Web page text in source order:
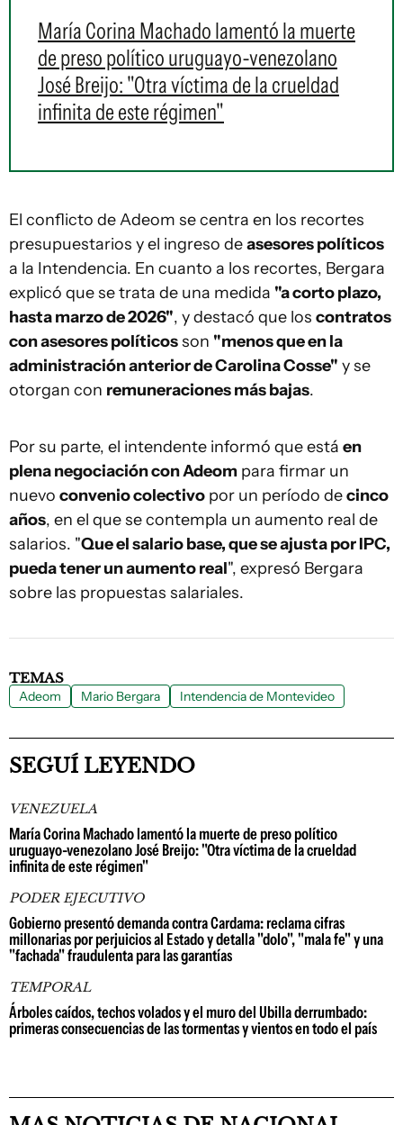
María Corina Machado lamentó la muerte
de preso político uruguayo-venezolano
José Breijo: "Otra víctima de la crueldad
infinita de este régimen"
El conflicto de Adeom se centra en los recortes
presupuestarios y el ingreso deasesores políticos
a la Intendencia. En cuanto a los recortes, Bergara
explicó que se trata de una medida "a corto plazo,
hasta marzo de 2026", y destacó que los contratos
con asesores políticosson "menos que en la
administración anterior de Carolina Cosse" y se
otorgan con remuneraciones más bajas.
Por su parte, el intendente informó que está en
plena negociación con Adeom para firmar un
nuevo convenio colectivo por un período decinco
años, en el que se contempla un aumento real de
salarios. "Que el salario base, que se ajusta por IPC,
pueda tener un aumento real", expresó Bergara
sobre las propuestas salariales.
TEMAS
Adeom Mario Bergara Intendencia de Montevideo
SEGUÍ LEYENDO
VENEZUELA
María Corina Machado lamentó la muerte de preso político
uruguayo-venezolano José Breijo: "Otra víctima de la crueldad
infinita de este régimen"
PODER EJECUTIVO
Gobierno presentó demanda contra Cardama: reclama cifras
millonarias por perjuicios al Estado y detalla "dolo", "mala fe" y una
"fachada" fraudulenta para las garantías
TEMPORAL
Árboles caídos, techos volados y el muro del Ubilla derrumbado:
primeras consecuencias de las tormentas y vientos en todo el país